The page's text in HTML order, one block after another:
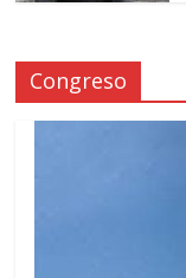
Congreso